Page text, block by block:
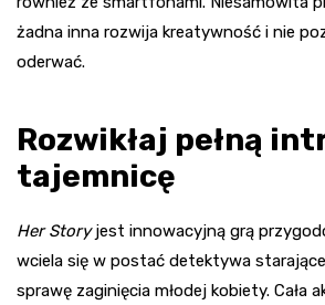
żadna inna rozwija kreatywność i nie
oderwać.
Rozwikłaj pełną
tajemnicę
Her Storyjest innowacyjną grą
wciela się w postać detektywa
sprawę zaginięcia młodej kobiety. Cała